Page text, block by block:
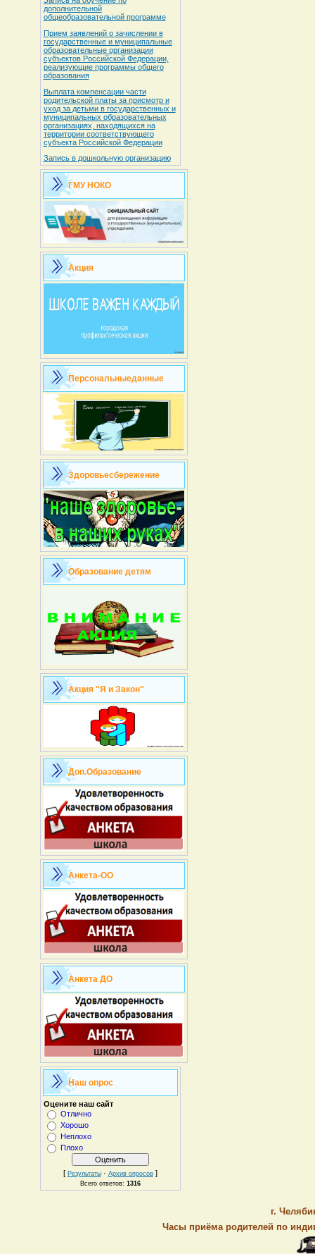
дополнительной
общеобразовательной программе
Прием заявлений о зачислении в
государственные и муниципальные
образовательные организации
субъектов Российской Федерации,
реализующие программы общего
образования
Выплата компенсации части
родительской платы за присмотр и
уход за детьми в государственных и
муниципальных образовательных
организациях, находящихся на
территории соответствующего
субъекта Российской Федерации
Запись в дошкольную организацию
ГМУ НОКО
Акция
Персональныеданные
Здоровьесбережение
Образование детям
Акция "Я и Закон"
Доп.Образование
Анкета-ОО
Анкета ДО
Наш опрос
Оцените наш сайт
Отлично
Хорошо
Неплохо
Плохо
[ Результаты· Архив опросов]
Всего ответов: 1316
г.
Часы приёма родителей по